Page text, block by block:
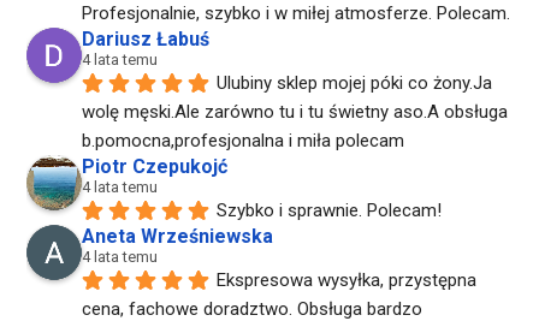
Profesjonalnie, szybko i w miłej atmosferze. Polecam.
Dariusz Łabuś
4 lata temu
Ulubiny sklep mojej póki co żony.Ja
wolę męski.Ale zarówno tu i tu świetny aso.A obsługa
b.pomocna,profesjonalna i miła polecam
Piotr Czepukojć
4 lata temu
Szybko i sprawnie. Polecam!
Aneta Wrześniewska
4 lata temu
Ekspresowa wysyłka, przystępna
cena, fachowe doradztwo. Obsługa bardzo